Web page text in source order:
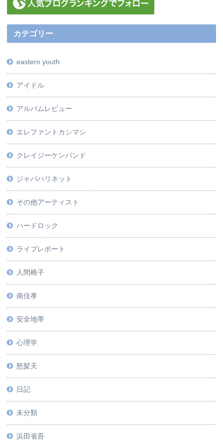
カテゴリー
eastern youth
アイドル
アルバムレビュー
エレファントカシマシ
クレイジーケンバンド
ジャパハリネット
その他アーティスト
ハードロック
ライブレポート
人間椅子
南佳孝
安全地帯
心理学
怒髪天
日記
未分類
浜田省吾